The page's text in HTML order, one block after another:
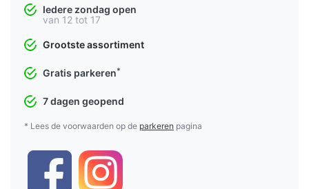
Iedere zondag open
van 12 tot 17
Grootste assortiment
Gratis parkeren*
7 dagen geopend
* Lees de voorwaarden op de parkeren pagina